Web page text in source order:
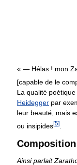
« — Hélas ! mon
[capable de le
La qualité
Heidegger par
leur beauté, mais
ou insipides[5]
Ainsi parlait